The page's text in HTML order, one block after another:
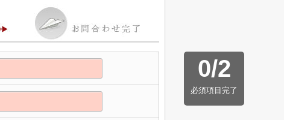
0/2
必須項目完了